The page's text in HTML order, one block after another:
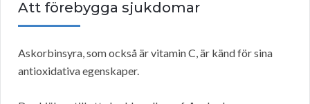
Att förebygga sjukdomar
Askorbinsyra, som också är vitamin C, är känd för sina
antioxidativa egenskaper.